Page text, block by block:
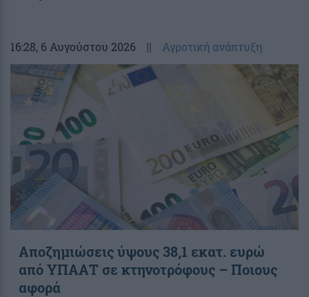
16:28, 6 Αυγούστου 2026 || Αγροτική ανάπτυξη
Αποζημιώσεις ύψους 38,1 εκατ. ευρώ
από ΥΠΑΑΤ σε κτηνοτρόφους – Ποιους
αφορά